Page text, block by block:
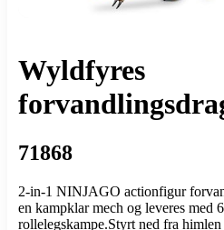
Wyldfyres
71868
2-in-1 NINJAGO actionfigur
en kampklar mech og leveres
rollelegskampe.Styrt ned fra